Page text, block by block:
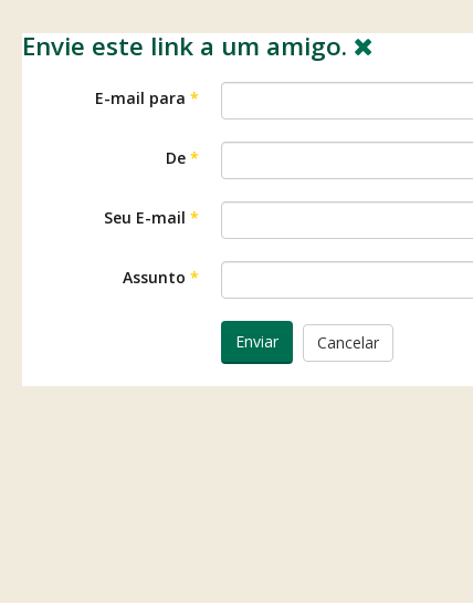
Envie este link a um amigo.
E-mail para *
De *
Seu E-mail *
Assunto *
Enviar Cancelar